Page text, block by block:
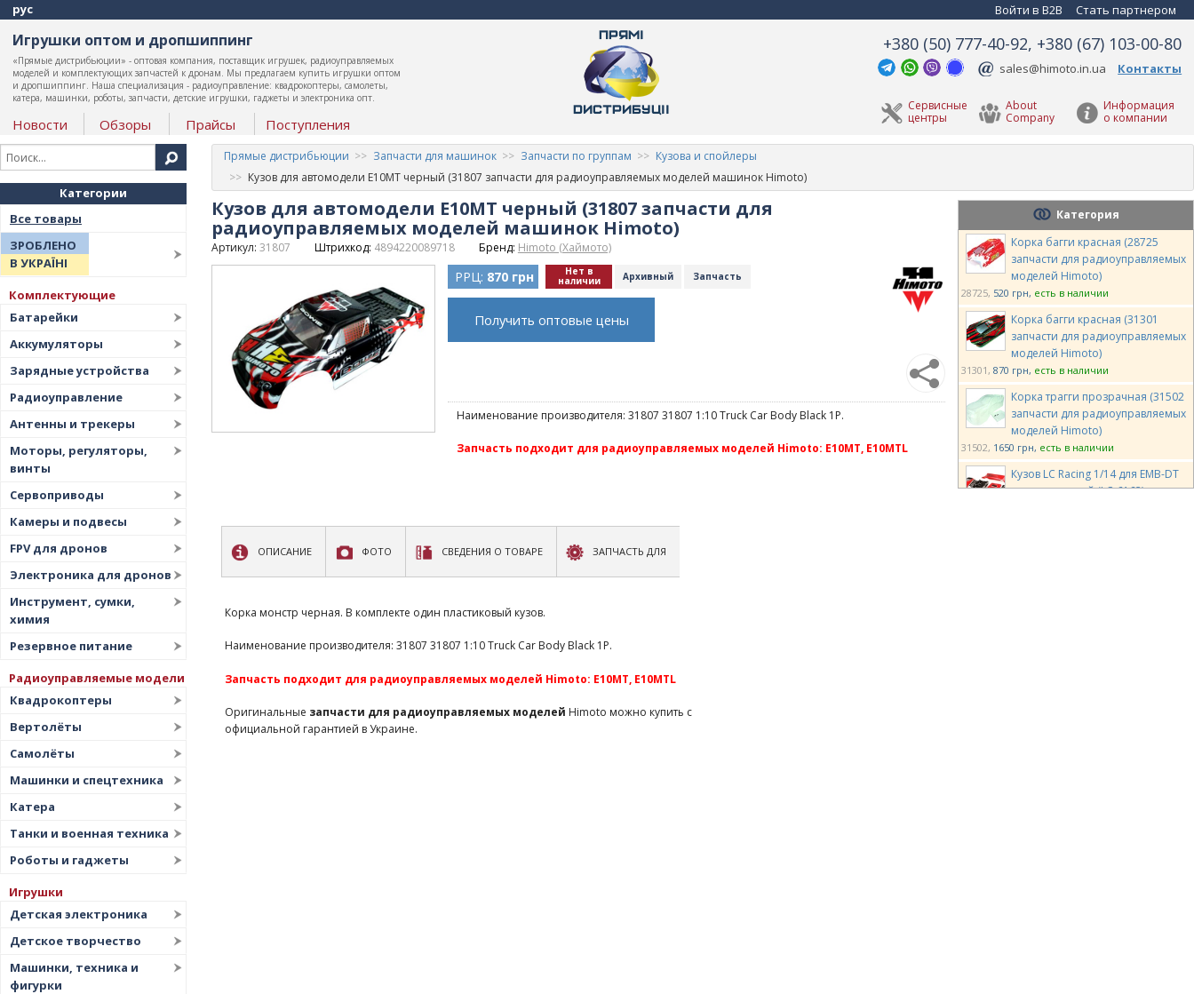
рус Войти в B2B Стать партнером
Игрушки оптом и дропшиппинг
«Прямые дистрибьюции» - оптовая компания, поставщик игрушек, радиоуправляемых
моделей и комплектующих запчастей к дронам. Мы предлагаем купить игрушки оптом
и дропшиппинг. Наша специализация - радиоуправление: квадрокоптеры, самолеты,
катера, машинки, роботы, запчасти, детские игрушки, гаджеты и электроника опт.
Новости Обзоры Прайсы Поступления
+380 (50) 777-40-92, +380 (67) 103-00-80
sales@himoto.in.ua Контакты
Информация
о компании
About
Company
Сервисные
центры
Категории
Все товары
ЗРОБЛЕНО
В УКРАЇНІ
Комплектующие
Батарейки
Аккумуляторы
Зарядные устройства
Радиоуправление
Антенны и трекеры
Моторы, регуляторы,
винты
Сервоприводы
Камеры и подвесы
FPV для дронов
Электроника для дронов
Инструмент, сумки,
химия
Резервное питание
Радиоуправляемые модели
Квадрокоптеры
Вертолёты
Самолёты
Машинки и спецтехника
Катера
Танки и военная техника
Роботы и гаджеты
Игрушки
Детская электроника
Детское творчество
Машинки, техника и
фигурки
Прямые дистрибьюции Запчасти для машинок Запчасти по группам
Кузова и спойлеры
Кузов для автомодели E10MT черный (31807 запчасти для радиоуправляемых моделей машинок Himoto)
Кузов для автомодели E10MT черный (31807 запчасти для
радиоуправляемых моделей машинок Himoto)
Артикул: 31807 Штрихкод: 4894220089718 Бренд: Himoto (Хаймото)
РРЦ: 870 грн Нет в
наличии Архивный Запчасть
Получить оптовые цены
Наименование производителя: 31807 31807 1:10 Truck Car Body Black 1P.
Запчасть подходит для радиоуправляемых моделей Himoto: E10MT, E10MTL
Категория
Корка багги красная (28725
запчасти для радиоуправляемых
моделей Himoto)
28725 520 грн есть в наличии
Корка багги красная (31301
запчасти для радиоуправляемых
моделей Himoto)
31301 870 грн есть в наличии
Корка трагги прозрачная (31502
запчасти для радиоуправляемых
моделей Himoto)
31502 1650 грн есть в наличии
Кузов LC Racing 1/14 для EMB-DT
черно-красный (LC-6163)
ОПИСАНИЕ ФОТО СВЕДЕНИЯ О ТОВАРЕ ЗАПЧАСТЬ ДЛЯ
Корка монстр черная. В комплекте один пластиковый кузов.
Наименование производителя: 31807 31807 1:10 Truck Car Body Black 1P.
Запчасть подходит для радиоуправляемых моделей Himoto: E10MT, E10MTL
Оригинальные запчасти для радиоуправляемых моделей Himoto можно купить с
официальной гарантией в Украине.